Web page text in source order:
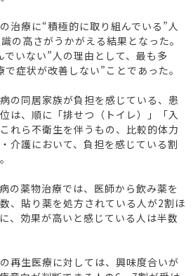
治療に“積極的に取り組んでいる”人
の高さがうかがえる結果となった。
でいない”人の理由として、最も多
症状が改善しない”ことであった。
の同居家族が負担を感じている、患
は、順に「排せつ（トイレ）」「入
れら不衛生を伴うもの、比較的体力
介護において、負担を感じている割
の薬物治療では、医師から飲み薬を
、貼り薬を処方されている人が2割ほ
、効果が高いと感じている人は半数
再生医療に対しては、興味度合いが